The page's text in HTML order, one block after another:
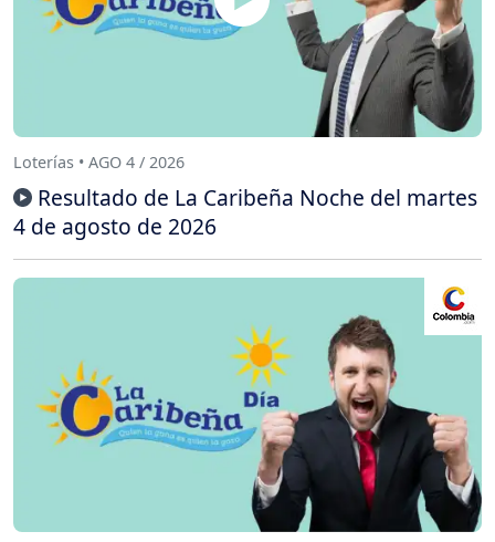
Loterías • AGO 4 / 2026
Resultado de La Caribeña Noche del martes
4 de agosto de 2026